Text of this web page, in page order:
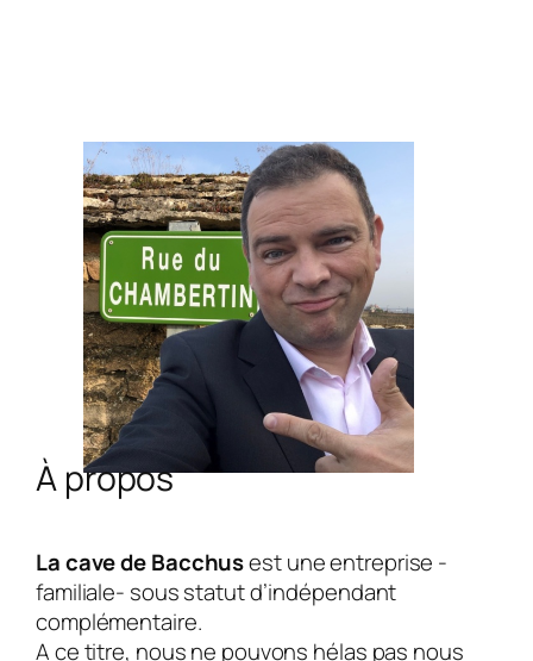
À propos
La cave de Bacchusest une entreprise -
familiale- sous statut d’indépendant
complémentaire.
A ce titre, nous ne pouvons hélas pas nous